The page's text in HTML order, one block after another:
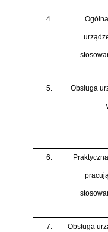
4.
5. Obsługa
6.
7. Obsługa